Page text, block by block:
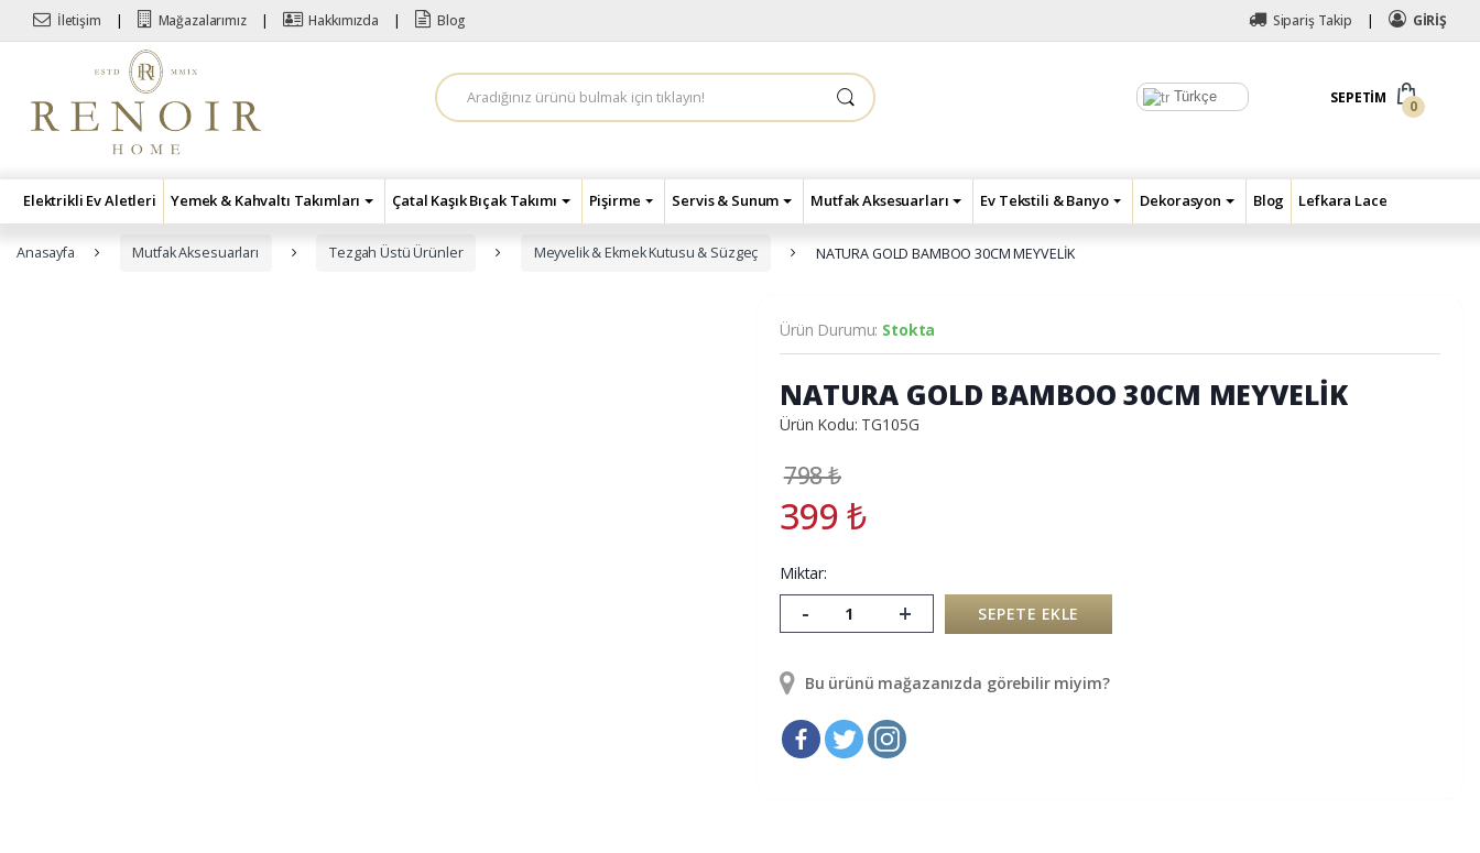
Skip to navigation
Skip to content
İletişim Mağazalarımız Hakkımızda Blog Sipariş Takip GİRİŞ
Türkçe
A
r
a
SEPETIM
0
Elektrikli Ev Aletleri Yemek & Kahvaltı Takımları Çatal Kaşık Bıçak Takımı Pişirme Servis & Sunum Mutfak Aksesuarları Ev Tekstili & Banyo Dekorasyon Blog Lefkara Lace
Anasayfa Mutfak Aksesuarları Tezgah Üstü Ürünler Meyvelik & Ekmek Kutusu & Süzgeç NATURA GOLD BAMBOO 30CM MEYVELİK
Ürün Durumu: Stokta
NATURA GOLD BAMBOO 30CM MEYVELİK
Ürün Kodu: TG105G
798₺
399₺
Miktar:
- + SEPETE EKLE
Bu ürünü mağazanızda görebilir miyim?